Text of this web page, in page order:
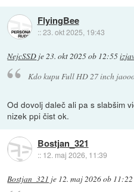
FlyingBee
::23. okt 2025, 19:43
NejcSSD je23. okt 2025 ob 12:55
Kdo kupu Full HD 27 inch
Od dovolj daleč ali pa s slabšim
nizek ppi čist ok.
Bostjan_321
:: 12. maj 2026, 11:39
Bostjan_321 je 12. maj 2026 ob 11:22